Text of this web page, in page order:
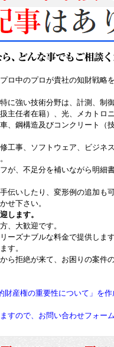
ロ中のプロが貴社の知財戦略
に強い技術分野は、計測、制
主任者在籍）、光、メカトロ
、鋼構造及びコンクリート（
工事、ソフトウェア、ビジネ
が、不足分を補いながら明細
伝いしたり、変形例の追加も
せ下さい。
します。
、大歓迎です。
ーズナブルな料金で提供しま
す。
ら拒絶が来て、お困りの案件
財産権の重要性について」を作
すので、お問い合わせフォー